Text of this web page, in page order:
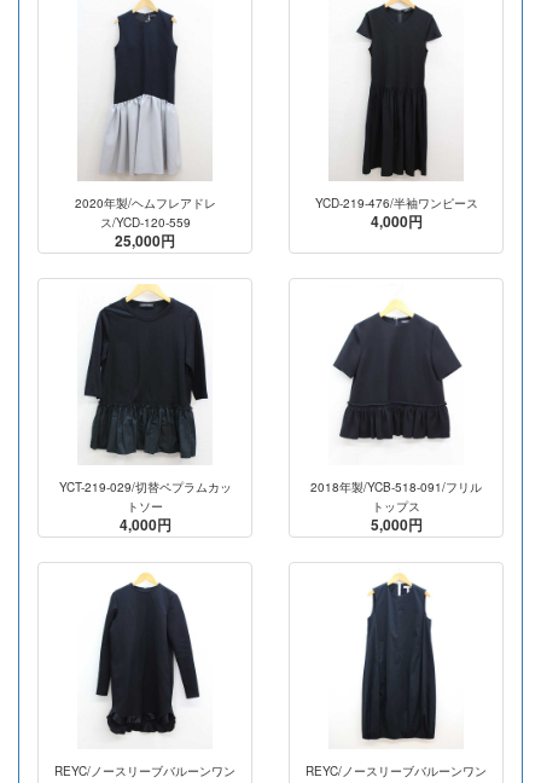
2020年製/ヘムフレアドレ
ス/YCD-120-559
25,000円
YCD-219-476/半袖ワンピース
4,000円
YCT-219-029/切替ペプラムカッ
トソー
4,000円
2018年製/YCB-518-091/フリル
トップス
5,000円
REYC/ノースリーブバルーンワン
REYC/ノースリーブバルーンワン